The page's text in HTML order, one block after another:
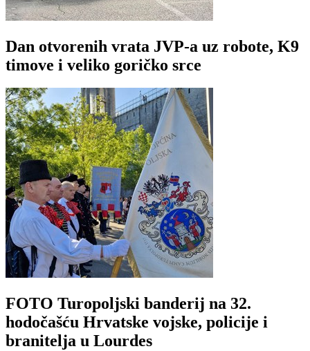
Dan otvorenih vrata JVP-a uz robote, K9
timove i veliko goričko srce
FOTO Turopoljski banderij na 32.
hodočašću Hrvatske vojske, policije i
branitelja u Lourdes